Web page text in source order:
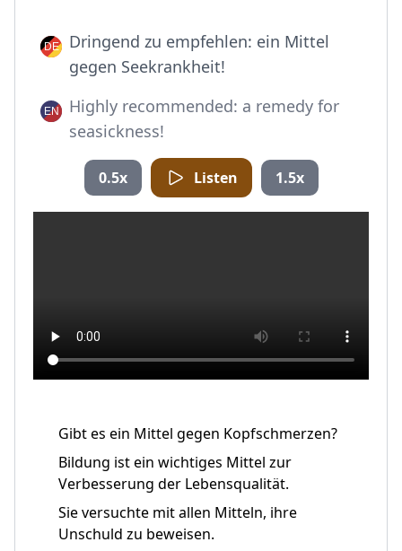
Dringend zu empfehlen: ein Mittel
gegen Seekrankheit!
Highly recommended: a remedy for
seasickness!
0.5x Listen 1.5x
Gibt es ein Mittel gegen Kopfschmerzen?
Bildung ist ein wichtiges Mittel zur
Verbesserung der Lebensqualität.
Sie versuchte mit allen Mitteln, ihre
Unschuld zu beweisen.